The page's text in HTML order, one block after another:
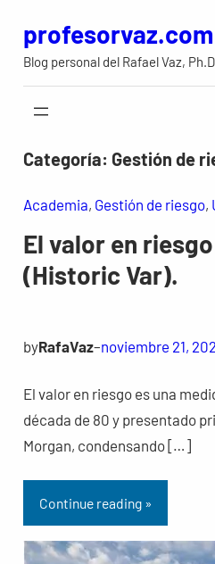
contenido
profesorvaz.com
Blog personal del Rafael Vaz, Ph.D
Categoría: Gestión de
Academia, Gestión de riesgo,
El valor en
(Historic Var).
byRafaVaz–noviembre 21,
El valor en riesgo es una
década de 80 y presentado
Morgan, condensando […]
Continue reading »